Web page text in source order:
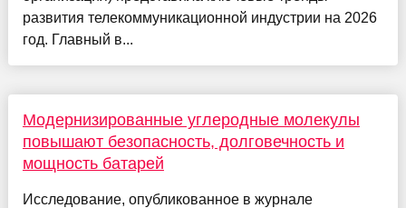
развития телекоммуникационной индустрии на 2026
год. Главный в...
Модернизированные углеродные молекулы
повышают безопасность, долговечность и
мощность батарей
Исследование, опубликованное в журнале